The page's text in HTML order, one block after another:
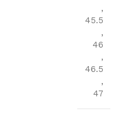
,
45.5
,
46
,
46.5
,
47